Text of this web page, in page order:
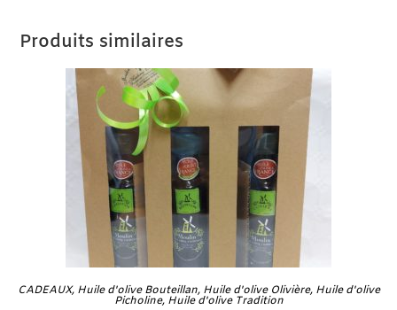
Produits similaires
CADEAUX, Huile d'olive Bouteillan, Huile d'olive Olivière, Huile d'olive
Picholine, Huile d'olive Tradition